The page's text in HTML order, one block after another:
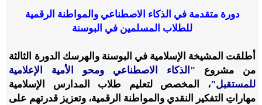
دورة متقدمة في الذكاء الاصطناعي والمواطنة الرقمية
للطلاب المسلمين في البوسنة
أطلقت المشيخة الإسلامية في البوسنة والهرسك الدورة الثالثة
من مشروع "الذكاء الاصطناعي ومحو الأمية الإعلامية
للمستقبل"، المخصص لتعليم طلاب المدارس الإسلامية
مهاراتِ التفكير النقدي والمواطنة الرقمية، وتعزيز قدرتهم على